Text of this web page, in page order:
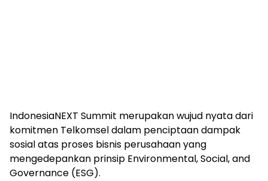
IndonesiaNEXT Summit merupakan wujud nyata dari
komitmen Telkomsel dalam penciptaan dampak
sosial atas proses bisnis perusahaan yang
mengedepankan prinsip Environmental, Social, and
Governance (ESG).